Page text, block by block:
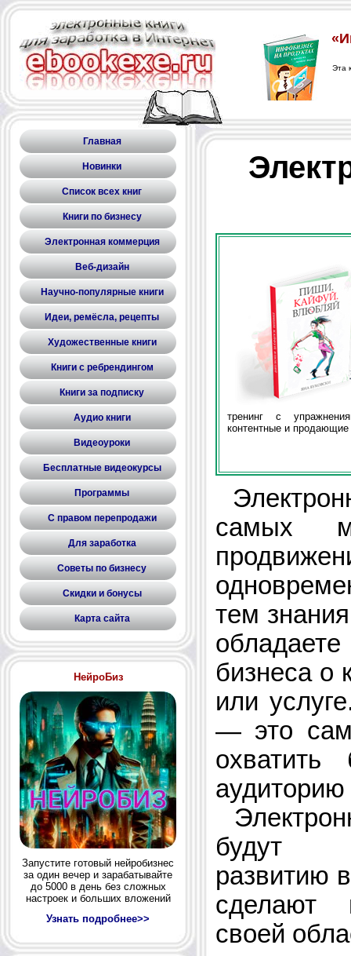
Главная
Новинки
Список всех книг
Книги по бизнесу
Электронная коммерция
Веб-дизайн
Научно-популярные книги
Идеи, ремёсла, рецепты
Художественные книги
Книги с ребрендингом
Книги за подписку
Аудио книги
Видеоуроки
Бесплатные видеокурсы
Программы
С правом перепродажи
Для заработка
Советы по бизнесу
Скидки и бонусы
Карта сайта
НейроБиз
Запустите готовый нейробизнес
за один вечер и зарабатывайте
до 5000 в день без сложных
настроек и больших вложений
Узнать подробнее>>
тренинг с
контентные и продающие
самых
тем
бизнеса о
или
— это
будут
развитию
сделают
своей